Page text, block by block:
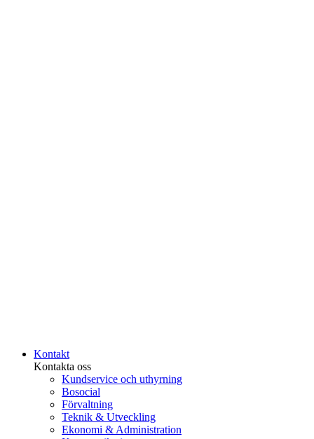
Kontakt
Kontakta oss
Kundservice och uthyrning
Bosocial
Förvaltning
Teknik & Utveckling
Ekonomi & Administration